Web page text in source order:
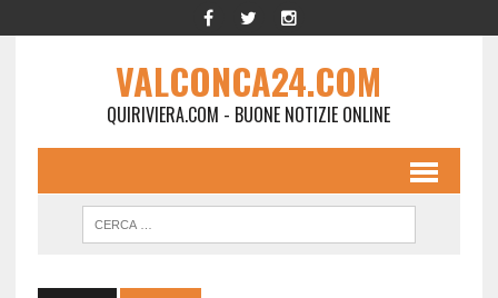
VALCONCA24.COM
QUIRIVIERA.COM - BUONE NOTIZIE ONLINE